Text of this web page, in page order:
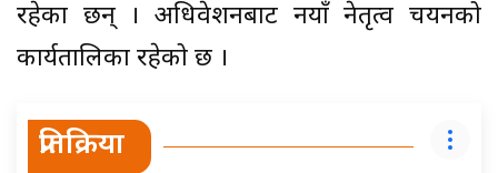
रहेका छन् । अधिवेशनबाट नयाँ नेतृत्व चयनको
कार्यतालिका रहेको छ ।
प्रतिक्रिया